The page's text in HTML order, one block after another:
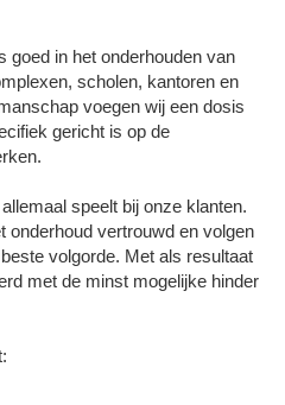
goed in het onderhouden van
scholen, kantoren en
voegen wij een dosis
gericht is op de
speelt bij onze klanten.
onderhoud vertrouwd en volgen
volgorde. Met als resultaat
met de minst mogelijke hinder